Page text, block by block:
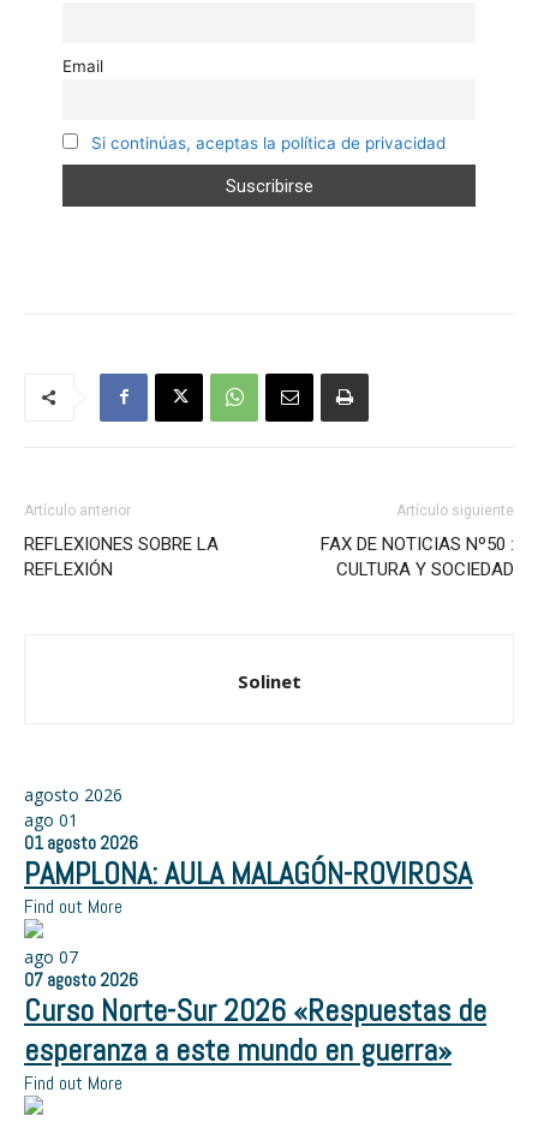
Email
Si continúas, aceptas la política de privacidad
Artículo anterior
REFLEXIONES SOBRE LA
REFLEXIÓN
Artículo siguiente
FAX DE NOTICIAS Nº50 :
CULTURA Y SOCIEDAD
Solinet
agosto 2026
ago 01
01 agosto 2026
PAMPLONA: AULA MALAGÓN-ROVIROSA
Find out More
ago 07
07 agosto 2026
Curso Norte-Sur 2026 «Respuestas de
esperanza a este mundo en guerra»
Find out More